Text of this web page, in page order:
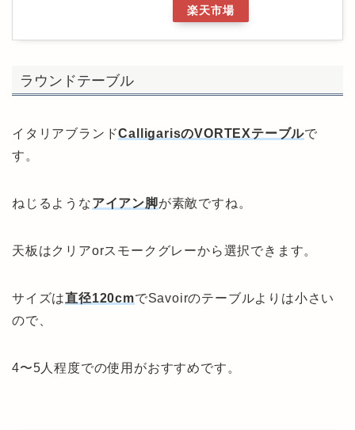
楽天市場
ラウンドテーブル
イタリアブランドCalligarisのVORTEXテーブルで
す。
ねじるようなアイアン脚が素敵ですね。
天板はクリアorスモークグレーから選択できます。
サイズは直径120cmでSavoirのテーブルよりは小さい
ので、
4〜5人程度での使用がおすすめです。